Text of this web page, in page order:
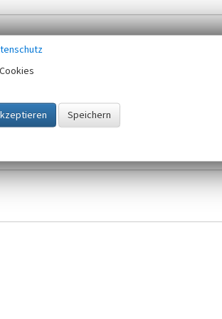
gespeichert und verwendet.
gültigen Europäischen